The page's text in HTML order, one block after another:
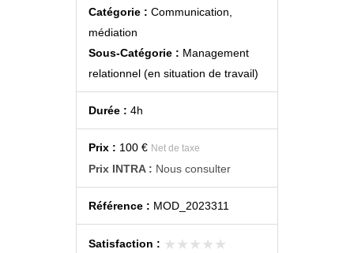
Catégorie : Communication,
médiation
Sous-Catégorie : Management
relationnel (en situation de travail)
Durée : 4h
Prix : 100 € Net de taxe
Prix INTRA : Nous consulter
Référence : MOD_2023311
Satisfaction : ★★★★★
★★★★★